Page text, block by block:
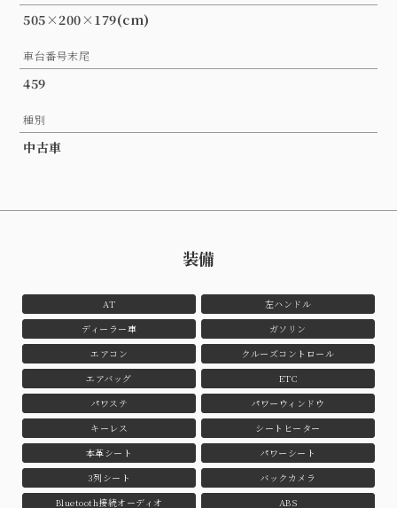
505×200×179(cm)
車台番号末尾
459
種別
中古車
装備
AT
左ハンドル
ディーラー車
ガソリン
エアコン
クルーズコントロール
エアバッグ
ETC
パワステ
パワーウィンドウ
キーレス
シートヒーター
本革シート
パワーシート
3列シート
バックカメラ
Bluetooth接続オーディオ
ABS